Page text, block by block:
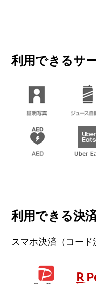
利用できるサ
利用できる決
スマホ決済（コード